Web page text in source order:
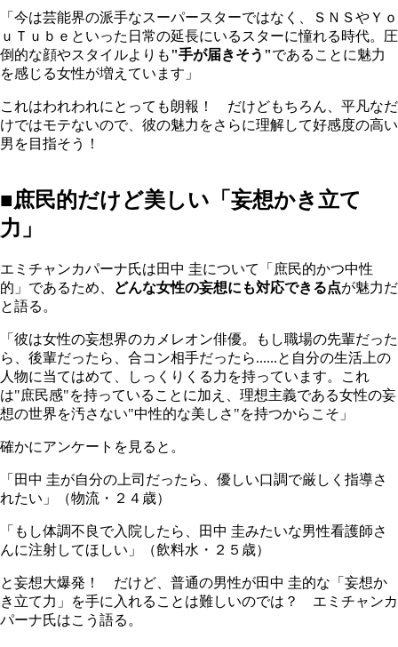
「今は芸能界の派手なスーパースターではなく、ＳＮＳやＹｏ
ｕＴｕｂｅといった日常の延長にいるスターに憧れる時代。圧
倒的な顔やスタイルよりも"手が届きそう"であることに魅力
を感じる女性が増えています」
これはわれわれにとっても朗報！ だけどもちろん、平凡なだ
けではモテないので、彼の魅力をさらに理解して好感度の高い
男を目指そう！
■庶民的だけど美しい「妄想かき立て
力」
エミチャンカパーナ氏は田中 圭について「庶民的かつ中性
的」であるため、
どんな女性の妄想にも対応できる点が魅力だ
と語る。
「彼は女性の妄想界のカメレオン俳優。もし職場の先輩だった
ら、後輩だったら、合コン相手だったら......と自分の生活上の
人物に当てはめて、しっくりくる力を持っています。これ
は"庶民感"を持っていることに加え、理想主義である女性の妄
想の世界を汚さない"中性的な美しさ"を持つからこそ」
確かにアンケートを見ると。
「田中 圭が自分の上司だったら、優しい口調で厳しく指導さ
れたい」（物流・２４歳）
「もし体調不良で入院したら、田中 圭みたいな男性看護師さ
んに注射してほしい」（飲料水・２５歳）
と妄想大爆発！ だけど、普通の男性が田中 圭的な「妄想か
き立て力」を手に入れることは難しいのでは？ エミチャンカ
パーナ氏はこう語る。